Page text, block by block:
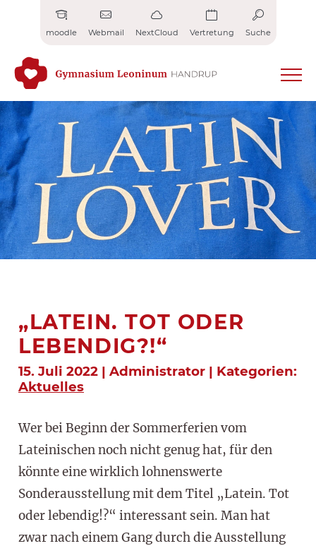
moodle Webmail NextCloud Vertretung Suche
„LATEIN. TOT ODER
LEBENDIG?!“
15. Juli 2022 | Administrator | Kategorien:
Aktuelles
Wer bei Beginn der Sommerferien vom
Lateinischen noch nicht genug hat, für den
könnte eine wirklich lohnenswerte
Sonderausstellung mit dem Titel „Latein. Tot
oder lebendig!?“ interessant sein. Man hat
zwar nach einem Gang durch die Ausstellung